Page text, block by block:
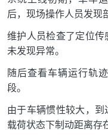
后，现场操作人员发现
维护人员检查了定位
未发现异常。
随后查看车辆运行轨
段。
由于车辆惯性较大，
载荷状态下制动距离存